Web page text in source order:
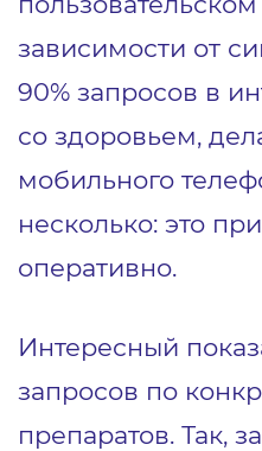
зависимости от
90% запросов в
со здоровьем,
мобильного
несколько: это
оперативно.
Интересный
запросов по
препаратов. Так,